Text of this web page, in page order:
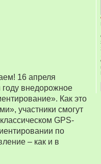
16 апреля
году внедорожное
Как это
участники смогут
GPS-
по
– как и в